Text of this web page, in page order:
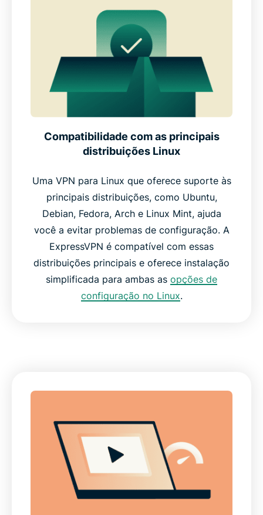
Compatibilidade com as principais
distribuições Linux
Uma VPN para Linux que oferece suporte às
principais distribuições, como Ubuntu,
Debian, Fedora, Arch e Linux Mint, ajuda
você a evitar problemas de configuração. A
ExpressVPN é compatível com essas
distribuições principais e oferece instalação
simplificada para ambas as opções de
configuração no Linux.